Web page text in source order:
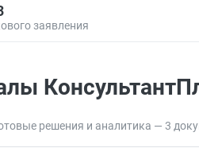
заявления
решения и аналитика — 3